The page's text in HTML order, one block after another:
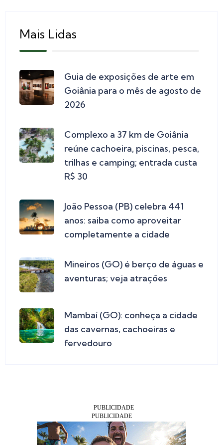
Mais Lidas
Guia de exposições de arte em
Goiânia para o mês de agosto de
2026
Complexo a 37 km de Goiânia
reúne cachoeira, piscinas, pesca,
trilhas e camping; entrada custa
R$ 30
João Pessoa (PB) celebra 441
anos: saiba como aproveitar
completamente a cidade
Mineiros (GO) é berço de águas e
aventuras; veja atrações
Mambaí (GO): conheça a cidade
das cavernas, cachoeiras e
fervedouro